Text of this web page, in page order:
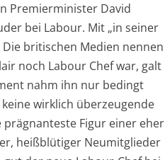
Premierminister David
bei Labour. Mit „in seiner
britischen Medien nennen
noch Labour Chef war, galt
nahm ihn nur bedingt
wirklich überzeugende
Figur einer eher
heißblütiger Neumitglieder